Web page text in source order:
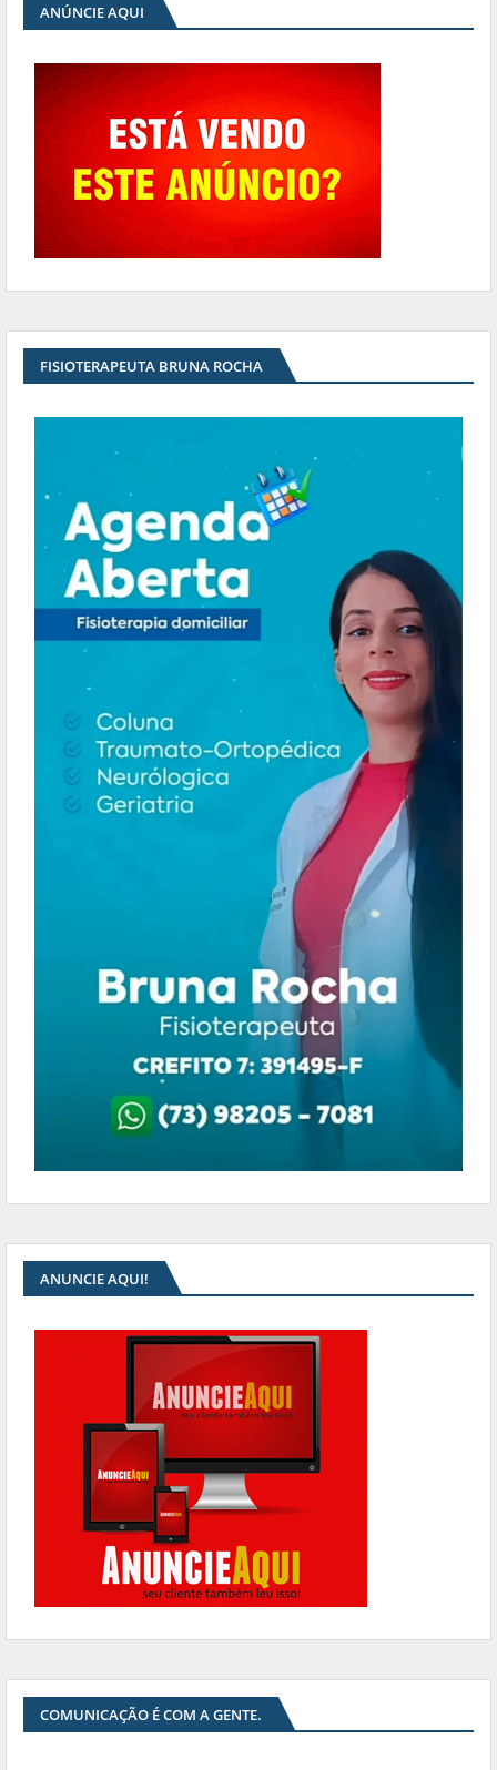
ANÚNCIE AQUI
FISIOTERAPEUTA BRUNA ROCHA
ANUNCIE AQUI!
COMUNICAÇÃO É COM A GENTE.